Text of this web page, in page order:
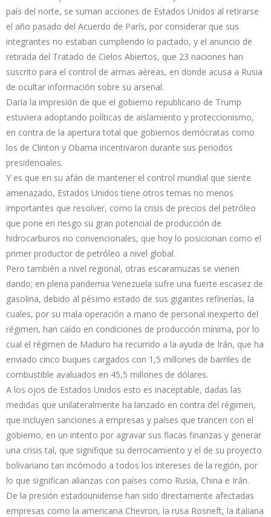
país del norte, se suman acciones de Estados Unidos al retirarse
el año pasado del Acuerdo de París, por considerar que sus
integrantes no estaban cumpliendo lo pactado, y el anuncio de
retirada del Tratado de Cielos Abiertos, que 23 naciones han
suscrito para el control de armas aéreas, en donde acusa a Rusia
de ocultar información sobre su arsenal.
Daría la impresión de que el gobierno republicano de Trump
estuviera adoptando políticas de aislamiento y proteccionismo,
en contra de la apertura total que gobiernos demócratas como
los de Clinton y Obama incentivaron durante sus periodos
presidenciales.
Y es que en su afán de mantener el control mundial que siente
amenazado, Estados Unidos tiene otros temas no menos
importantes que resolver, como la crisis de precios del petróleo
que pone en riesgo su gran potencial de producción de
hidrocarburos no convencionales, que hoy lo posicionan como el
primer productor de petróleo a nivel global.
Pero también a nivel regional, otras escaramuzas se vienen
dando; en plena pandemia Venezuela sufre una fuerte escasez de
gasolina, debido al pésimo estado de sus gigantes refinerías, la
cuales, por su mala operación a mano de personal inexperto del
régimen, han caído en condiciones de producción mínima, por lo
cual el régimen de Maduro ha recurrido a la ayuda de Irán, que ha
enviado cinco buques cargados con 1,5 millones de barriles de
combustible avaluados en 45,5 millones de dólares.
A los ojos de Estados Unidos esto es inaceptable, dadas las
medidas que unilateralmente ha lanzado en contra del régimen,
que incluyen sanciones a empresas y países que trancen con el
gobierno, en un intento por agravar sus flacas finanzas y generar
una crisis tal, que signifique su derrocamiento y el de su proyecto
bolivariano tan incómodo a todos los intereses de la región, por
lo que significan alianzas con países como Rusia, China e Irán.
De la presión estadounidense han sido directamente afectadas
empresas como la americana Chevron, la rusa Rosneft, la italiana